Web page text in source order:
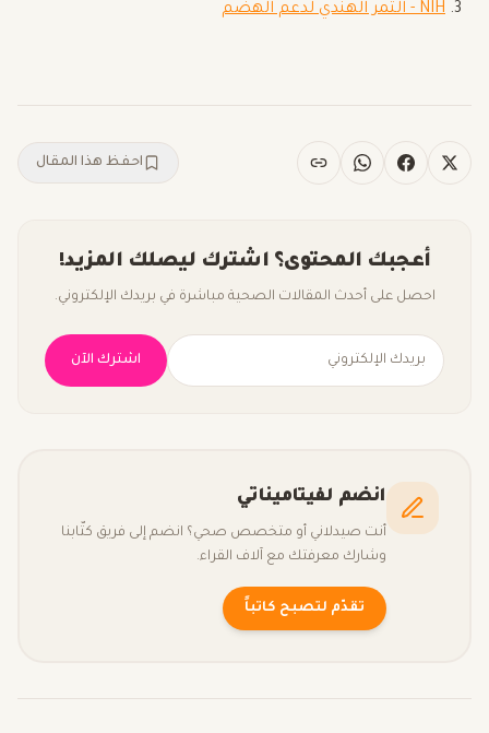
NIH - التمر الهندي لدعم الهضم
احفظ هذا المقال
أعجبك المحتوى؟ اشترك ليصلك المزيد!
احصل على أحدث المقالات الصحية مباشرة في بريدك الإلكتروني.
اشترك الآن
انضم لفيتاميناتي
أنت صيدلاني أو متخصص صحي؟ انضم إلى فريق كتّابنا
وشارك معرفتك مع آلاف القراء.
تقدّم لتصبح كاتباً